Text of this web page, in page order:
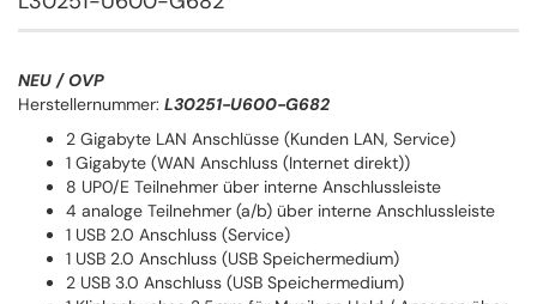
NEU / OVP
Herstellernummer: L30251-U600-G682
2 Gigabyte LAN Anschlüsse (Kunden LAN, Service)
1 Gigabyte (WAN Anschluss (Internet direkt))
8 UP0/E Teilnehmer über interne Anschlussleiste
4 analoge Teilnehmer (a/b) über interne Anschlussleiste
1 USB 2.0 Anschluss (Service)
1 USB 2.0 Anschluss (USB Speichermedium)
2 USB 3.0 Anschluss (USB Speichermedium)